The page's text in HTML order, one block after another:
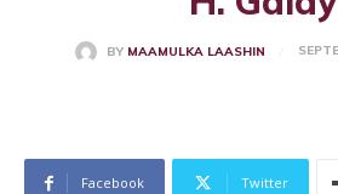
BY MAAMULKA LAASHIN
Facebook Twitter